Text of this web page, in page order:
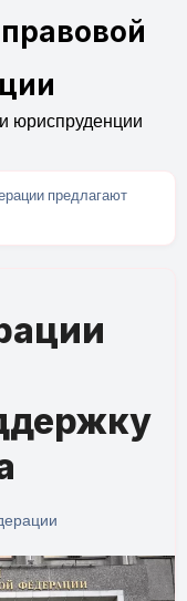
юриспруденции
предлагают